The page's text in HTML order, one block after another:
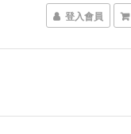
登入會員